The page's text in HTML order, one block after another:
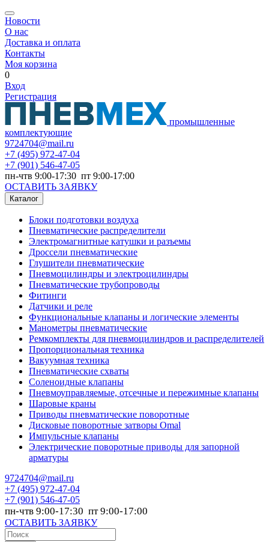
Новости
О нас
Доставка и оплата
Контакты
Моя корзина
0
Вход
Регистрация
промышленные
комплектующие
9724704@mail.ru
+7 (495) 972-47-04
+7 (901) 546-47-05
пн-чтв 9:00-17:30 пт 9:00-17:00
ОСТАВИТЬ ЗАЯВКУ
Каталог
Блоки подготовки воздуха
Пневматические распределители
Электромагнитные катушки и разъемы
Дроссели пневматические
Глушители пневматические
Пневмоцилиндры и электроцилиндры
Пневматические трубопроводы
Фитинги
Датчики и реле
Функциональные клапаны и логические элементы
Манометры пневматические
Ремкомплекты для пневмоцилиндров и распределителей
Пропорциональная техника
Вакуумная техника
Пневматические схваты
Соленоидные клапаны
Пневмоуправляемые, отсечные и пережимные клапаны
Шаровые краны
Приводы пневматические поворотные
Дисковые поворотные затворы Omal
Импульсные клапаны
Электрические поворотные приводы для запорной
арматуры
9724704@mail.ru
+7 (495) 972-47-04
+7 (901) 546-47-05
пн-чтв 9:00-17:30 пт 9:00-17:00
ОСТАВИТЬ ЗАЯВКУ